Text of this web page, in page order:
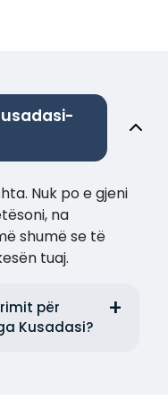
Nuk po e gjeni
na
shumë se të
tuaj.
për
Kusadasi?